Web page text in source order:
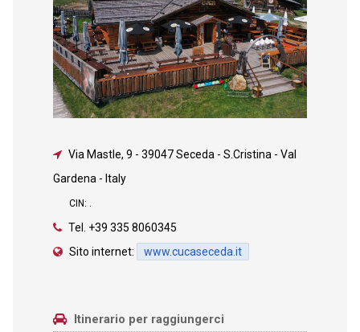
Via Mastle, 9 - 39047 Seceda - S.Cristina - Val
Gardena - Italy
CIN: .
Tel. +39 335 8060345
Sito internet:
www.cucaseceda.it
Itinerario per raggiungerci